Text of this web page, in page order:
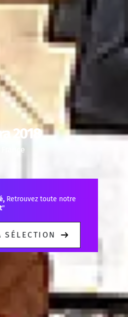
2018
Retrouvez toute notre
"
SÉLECTION